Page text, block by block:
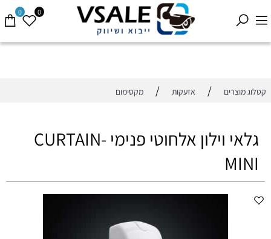
0 0
קטלוג מוצרים / אזעקות / מקסימום
גלאי וילון אלחוטי פנימי CURTAIN-
MINI